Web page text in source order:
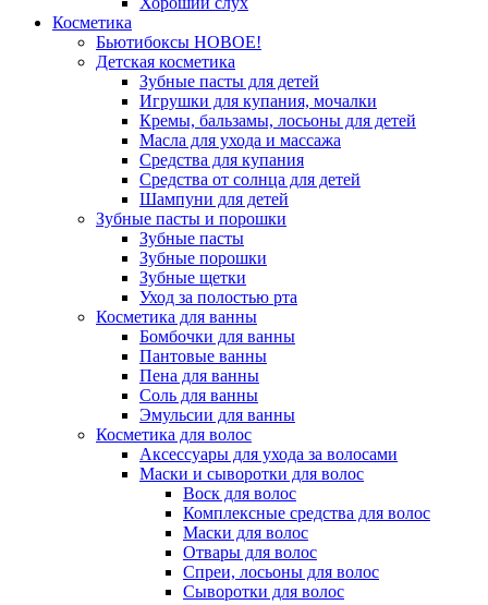
Косметика
Бьютибоксы НОВОЕ!
Детская косметика
Зубные пасты для детей
Игрушки для купания, мочалки
Кремы, бальзамы, лосьоны для детей
Масла для ухода и массажа
Средства для купания
Средства от солнца для детей
Шампуни для детей
Зубные пасты и порошки
Зубные пасты
Зубные порошки
Зубные щетки
Уход за полостью рта
Косметика для ванны
Бомбочки для ванны
Пантовые ванны
Пена для ванны
Соль для ванны
Эмульсии для ванны
Косметика для волос
Аксессуары для ухода за волосами
Маски и сыворотки для волос
Воск для волос
Комплексные средства для волос
Маски для волос
Отвары для волос
Спреи, лосьоны для волос
Сыворотки для волос